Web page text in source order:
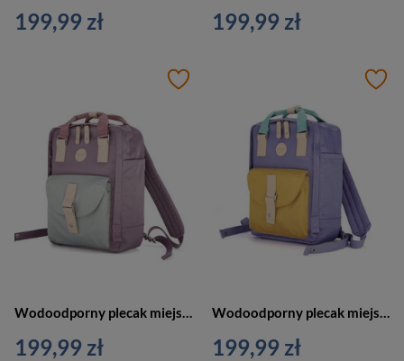
199,99 zł 199,99 zł
Wodoodporny plecak miejski w fioletowo-miętowym kolorze zamykany suwakiem - Himawari
199,99 zł
Wodoodporny plecak miejski w fioletowo-żółtym kolorze z miejscem na laptopa - Himawari
199,99 zł